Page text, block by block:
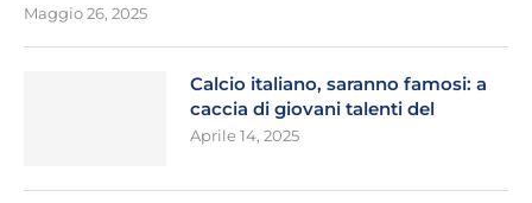
Maggio 26, 2025
Calcio italiano, saranno famosi: a
caccia di giovani talenti del
Aprile 14, 2025